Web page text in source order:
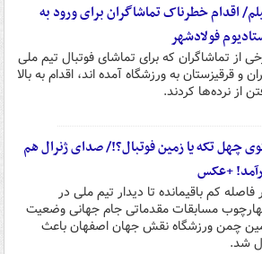
اقدام خطرناک تماشاگران برای ورود به
فولادشهر
از تماشاگران که برای تماشای فوتبال تیم ملی
و قرقیزستان به ورزشگاه آمده اند، اقدام به بالا
از نرده‌ها کردند.
چهل تکه یا زمین فوتبال؟!/ صدای ژنرال هم
+عکس
فاصله کم باقیمانده تا دیدار تیم ملی در
مسابقات مقدماتی جام جهانی وضعیت
چمن ورزشگاه نقش جهان اصفهان باعث
شد.